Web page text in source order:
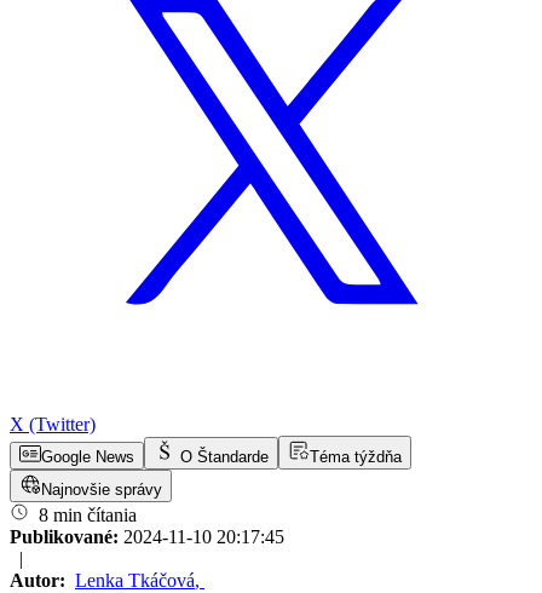
X (Twitter)
Google News O Štandarde
Téma týždňa
Najnovšie správy
8 min čítania
Publikované: 2024-11-10 20:17:45
|
Autor: Lenka Tkáčová,